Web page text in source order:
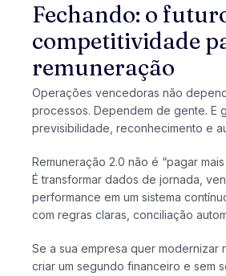
Fechando: o
competitividade
remuneração
Operações vencedoras não
processos. Dependem de gente. E
previsibilidade, reconhecimento e
Remuneração 2.0 não é “pagar
É transformar dados de jornada,
performance em um sistema
com regras claras, conciliação
Se a sua empresa quer modernizar
criar um segundo financeiro e sem